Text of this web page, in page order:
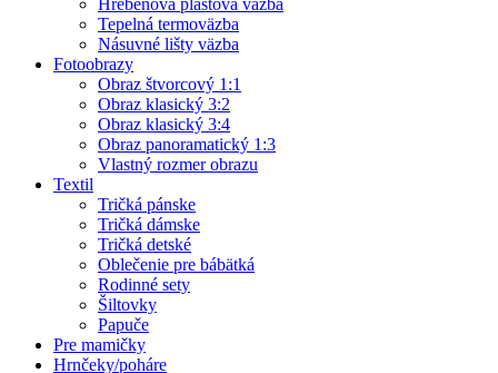
Tepelná termoväzba
Násuvné lišty väzba
Fotoobrazy
Obraz štvorcový 1:1
Obraz klasický 3:2
Obraz klasický 3:4
Obraz panoramatický 1:3
Vlastný rozmer obrazu
Textil
Tričká pánske
Tričká dámske
Tričká detské
Oblečenie pre bábätká
Rodinné sety
Šiltovky
Papuče
Pre mamičky
Hrnčeky/poháre